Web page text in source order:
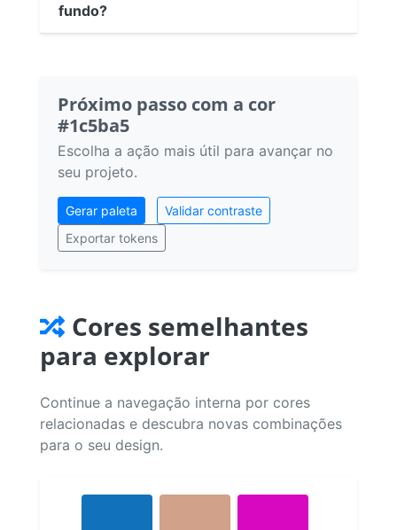
fundo?
Próximo passo com a cor
#1c5ba5
Escolha a ação mais útil para avançar no
seu projeto.
Gerar paleta
Validar contraste
Exportar tokens
Cores semelhantes
para explorar
Continue a navegação interna por cores
relacionadas e descubra novas combinações
para o seu design.